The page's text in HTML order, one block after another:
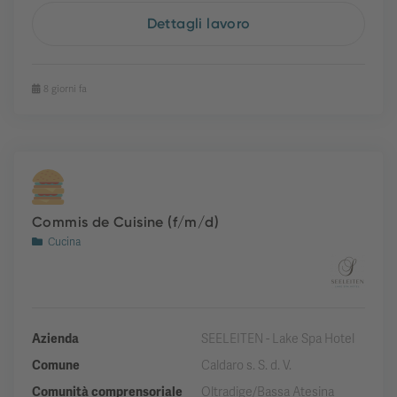
Dettagli lavoro
8 giorni fa
Commis de Cuisine (f/m/d)
Cucina
Azienda
SEELEITEN - Lake Spa Hotel
Comune
Caldaro s. S. d. V.
Comunità comprensoriale
Oltradige/Bassa Atesina